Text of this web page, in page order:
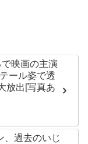
映画の主演
ール姿で透
放出[写真あ
、過去のいじ